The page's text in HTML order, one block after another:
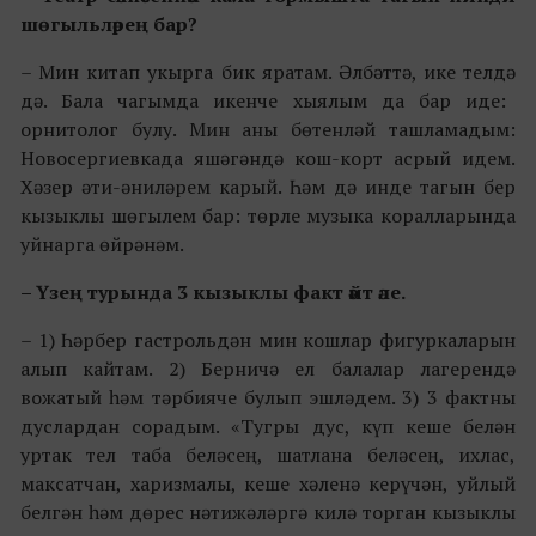
шөгыльләрең бар?
– Мин китап укырга бик яратам. Әлбәттә, ике телдә
дә. Бала чагымда икенче хыялым да бар иде:
орнитолог булу. Мин аны бөтенләй ташламадым:
Новосергиевкада яшәгәндә кош-корт асрый идем.
Хәзер әти-әниләрем карый. Һәм дә инде тагын бер
кызыклы шөгылем бар: төрле музыка коралларында
уйнарга өйрәнәм.
– Үзең турында 3 кызыклы факт әйт әле.
– 1) Һәрбер гастрольдән мин кошлар фигуркаларын
алып кайтам. 2)
Берничә ел балалар лагерендә
вожатый һәм тәрбияче булып эшләдем. 3) 3 фактны
дуслардан сорадым. «Тугры дус, күп кеше белән
уртак тел таба беләсең, шатлана беләсең, ихлас,
максатчан, харизмалы, кеше хәленә керүчән, уйлый
белгән һәм дөрес нәтижәләргә килә торган кызыклы